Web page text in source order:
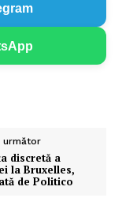
următor
discretă a
la Bruxelles,
de Politico